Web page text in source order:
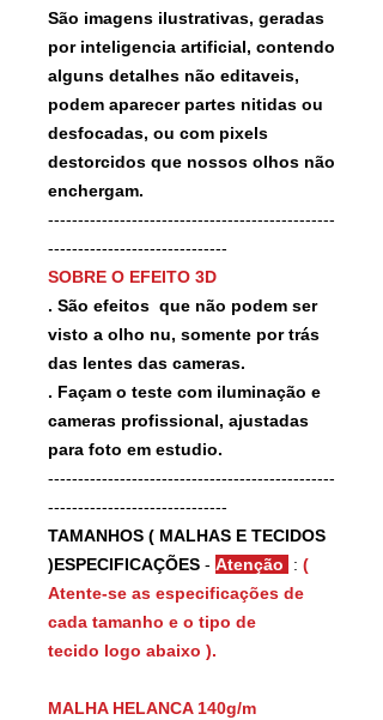
São imagens ilustrativas, geradas
por inteligencia artificial, contendo
alguns detalhes não editaveis,
podem aparecer partes nitidas ou
desfocadas, ou com pixels
destorcidos que nossos olhos não
enchergam.
------------------------------------------------
------------------------------
SOBRE O EFEITO 3D
. São efeitos que não podem ser
visto a olho nu, somente por trás
das lentes das cameras.
. Façam o teste com iluminação e
cameras profissional, ajustadas
para foto em estudio.
------------------------------------------------
------------------------------
TAMANHOS ( MALHAS E TECIDOS
)ESPECIFICAÇÕES - Atenção : (
Atente-se as especificações de
cada tamanho e o tipo de
tecido logo abaixo ).
MALHA HELANCA 140g/m